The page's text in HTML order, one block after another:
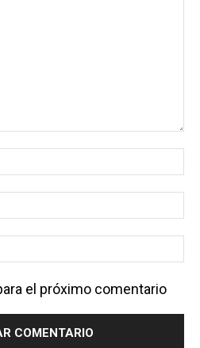
el próximo comentario